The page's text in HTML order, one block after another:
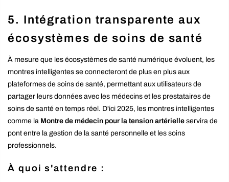
5. Intégration transparente aux
écosystèmes de soins de santé
À mesure que les écosystèmes de santé numérique évoluent, les
montres intelligentes se connecteront de plus en plus aux
plateformes de soins de santé, permettant aux utilisateurs de
partager leurs données avec les médecins et les prestataires de
soins de santé en temps réel. D'ici 2025, les montres intelligentes
comme la Montre de médecin pour la tension artérielle servira de
pont entre la gestion de la santé personnelle et les soins
professionnels.
À quoi s'attendre :